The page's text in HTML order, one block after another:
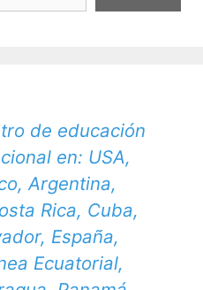
de educación
en: USA,
Argentina,
Rica, Cuba,
España,
Ecuatorial,